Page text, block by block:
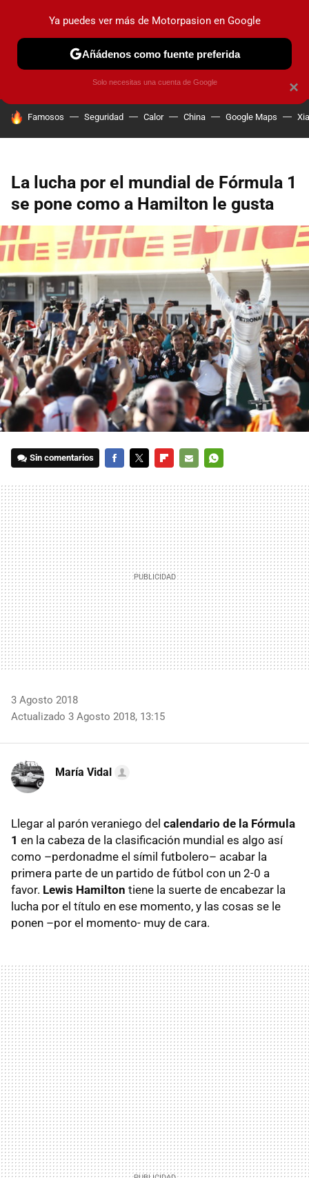
PRUEBAS COCHES ELÉCTRICOS OBSERVATORIO
HOY SE HABLA DE
Famosos Seguridad Calor China Google Maps
La lucha por el mundial de Fórmula 1
se pone como a Hamilton le gusta
Sin comentarios
MAIL
3 Agosto 2018
Actualizado 3 Agosto 2018, 13:15
María Vidal
Llegar al parón veraniego del calendario de la Fórmula
1 en la cabeza de la clasificación mundial es algo así
como –perdonadme el símil futbolero– acabar la
primera parte de un partido de fútbol con un 2-0 a
favor. Lewis Hamilton tiene la suerte de encabezar la
lucha por el título en ese momento, y las cosas se le
ponen –por el momento- muy de cara.
×
Ya puedes ver más de Motorpasion en Google
Añádenos como fuente preferida
Solo necesitas una cuenta de Google